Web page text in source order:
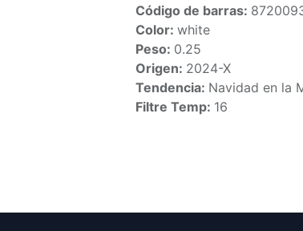
Código de barras:
Color: white
Peso: 0.25
Origen: 2024-X
Tendencia: Navidad en la
Filtre Temp: 16